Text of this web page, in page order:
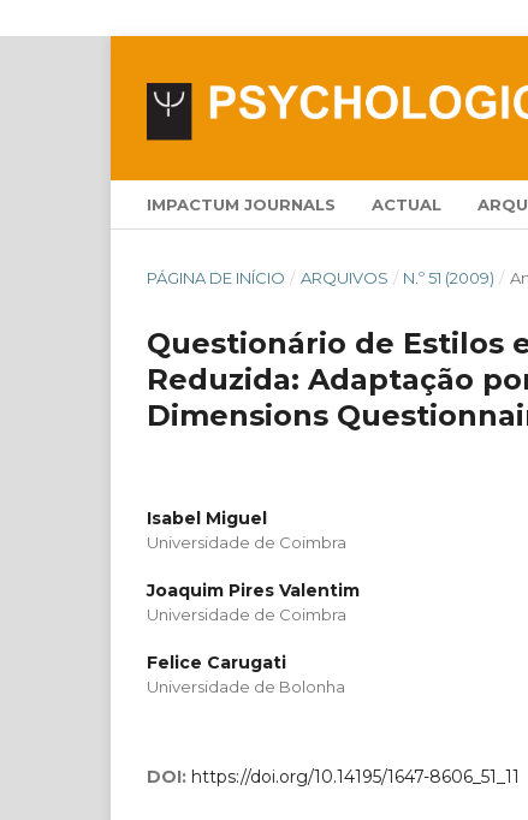
IMPACTUM JOURNALS ACTUAL
PÁGINA DE INÍCIO / ARQUIVOS / N.º 51 (2009) /
Questionário de Estilos
Reduzida: Adaptação
Dimensions
Isabel Miguel
Universidade de Coimbra
Joaquim Pires Valentim
Universidade de Coimbra
Felice Carugati
Universidade de Bolonha
DOI: https://doi.org/10.14195/1647-8606_51_11